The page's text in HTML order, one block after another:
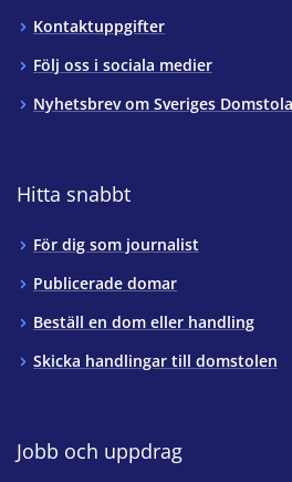
Kontaktuppgifter
Följ oss i sociala medier
Nyhetsbrev om Sveriges
Hitta snabbt
För dig som journalist
Publicerade domar
Beställ en dom eller handling
Skicka handlingar till domstolen
Jobb och uppdrag